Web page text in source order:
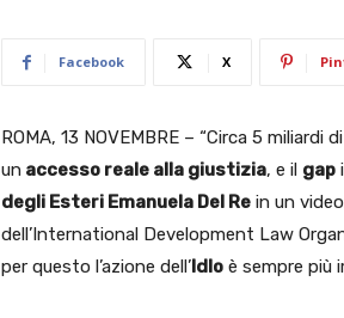
Facebook X
ROMA, 13 NOVEMBRE – “Circa 5
un accesso reale alla giustizia, e il gap
degli Esteri Emanuela Del Re in un
dell’International Development Law
per questo l’azione dell’Idlo è sempre più